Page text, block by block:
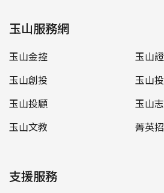
玉山服務網
玉山金控
玉山
玉山創投
玉山
玉山投顧
玉山
玉山文教
菁英
支援服務